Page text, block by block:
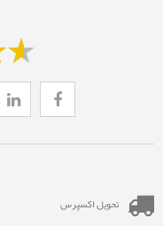
تحویل اکسپرس